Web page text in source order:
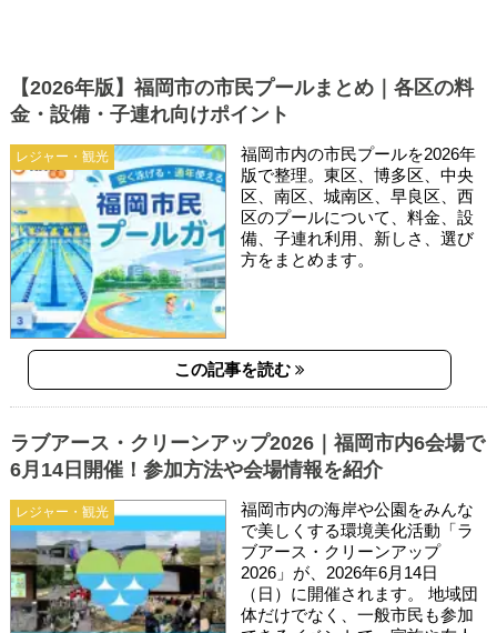
レジャー・観光
【2026年版】福岡市の市民プールまとめ｜各区の料
金・設備・子連れ向けポイント
福岡市内の市民プールを2026年
版で整理。東区、博多区、中央
区、南区、城南区、早良区、西
区のプールについて、料金、設
備、子連れ利用、新しさ、選び
方をまとめます。
この記事を読む
レジャー・観光
ラブアース・クリーンアップ2026｜福岡市内6会場で
6月14日開催！参加方法や会場情報を紹介
福岡市内の海岸や公園をみんな
で美しくする環境美化活動「ラ
ブアース・クリーンアップ
2026」が、2026年6月14日
（日）に開催されます。 地域団
体だけでなく、一般市民も参加